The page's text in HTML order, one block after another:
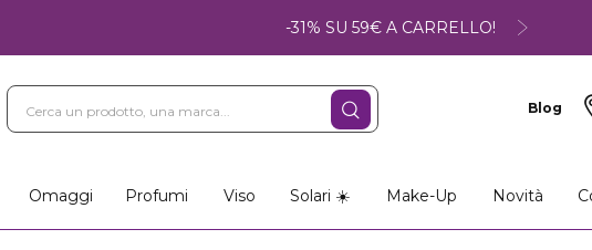
-31% SU 59€ A CARRELLO!
Blog
Omaggi Profumi Viso Solari ☀️ Make-Up Novità